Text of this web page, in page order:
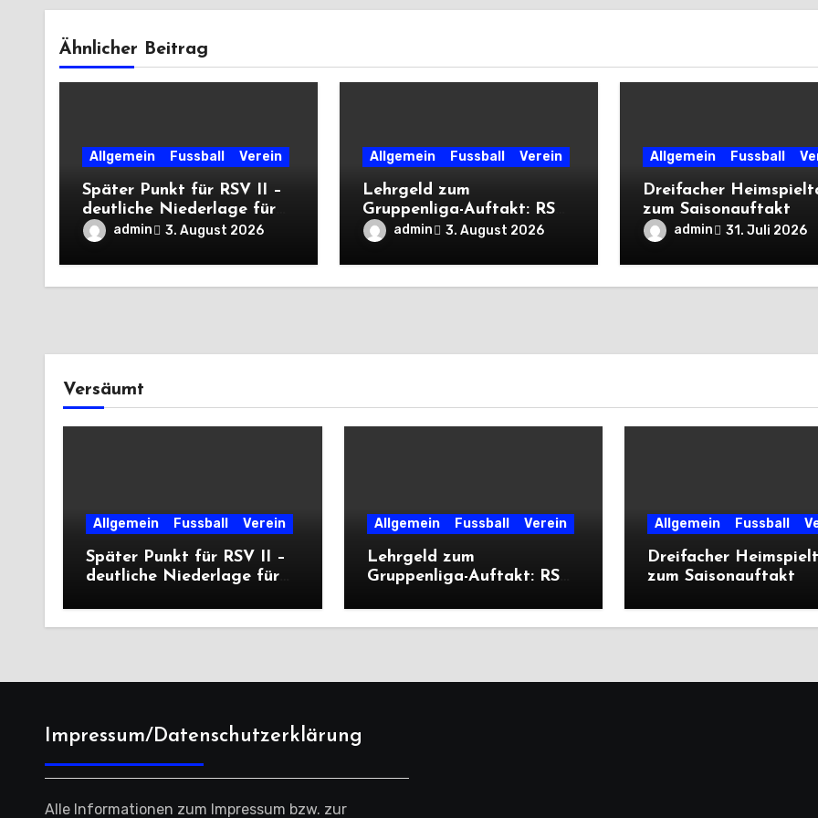
Ähnlicher Beitrag
Allgemein Fussball Verein
Später Punkt für RSV II –
deutliche Niederlage für
die Dritte
admin 3. August 2026
Allgemein Fussball Verein
Lehrgeld zum
Gruppenliga-Auftakt: RSV
unterliegt Cleeberg
deutlich
admin 3. August 2026
Allgemein Fussball
Dreifacher
zum Saisonauftakt
admin 31. Juli 2026
Versäumt
Allgemein Fussball Verein
Später Punkt für RSV II –
deutliche Niederlage für
Allgemein Fussball Verein
Lehrgeld zum
Gruppenliga-Auftakt: RSV
deutlich
Allgemein Fussball
Dreifacher
zum Saisonauftakt
Impressum/Datenschutzerklärung
Alle Informationen zum Impressum bzw. zur